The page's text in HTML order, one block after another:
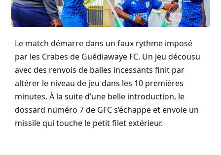
Le match démarre dans un faux rythme imposé
par les Crabes de Guédiawaye FC. Un jeu décousu
avec des renvois de balles incessants finit par
altérer le niveau de jeu dans les 10 premières
minutes. À la suite d’une belle introduction, le
dossard numéro 7 de GFC s’échappe et envoie un
missile qui touche le petit filet extérieur.